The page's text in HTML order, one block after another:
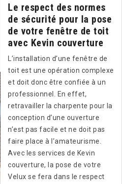
Le respect des normes
de sécurité pour la pose
de votre fenêtre de toit
avec Kevin couverture
L’installation d’une fenêtre de
toit est une opération complexe
et doit donc être confiée à un
professionnel. En effet,
retravailler la charpente pour la
conception d’une ouverture
n’est pas facile et ne doit pas
faire place à l’amateurisme.
Avec les services de Kevin
couverture, la pose de votre
Velux se fera dans le respect